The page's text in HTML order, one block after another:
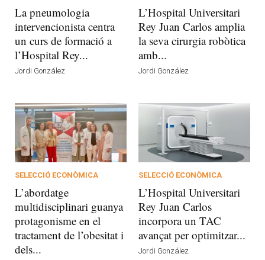
La pneumologia
intervencionista centra
un curs de formació a
l’Hospital Rey...
Jordi González
L’Hospital Universitari
Rey Juan Carlos amplia
la seva cirurgia robòtica
amb...
Jordi González
SELECCIÓ ECONÒMICA
L’abordatge
multidisciplinari guanya
protagonisme en el
tractament de l’obesitat i
dels...
SELECCIÓ ECONÒMICA
L’Hospital Universitari
Rey Juan Carlos
incorpora un TAC
avançat per optimitzar...
Jordi González